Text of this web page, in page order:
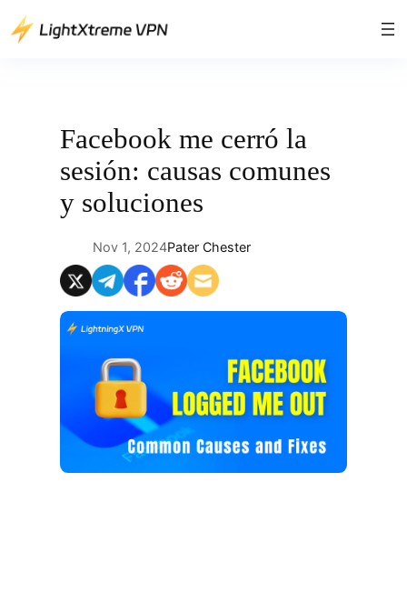
Saltar
Facebook me cerró la
sesión: causas comunes
y soluciones
Nov 1, 2024Pater Chester